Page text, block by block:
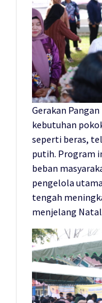
Gerakan
kebutuhan
seperti beras,
putih. Program
beban
pengelola
tengah
menjelang Natal